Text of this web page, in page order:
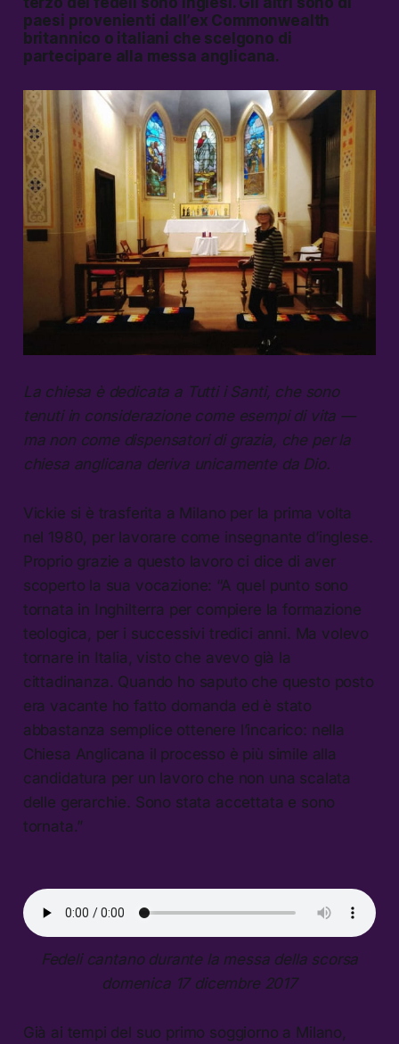
paesi provenienti dall’ex Commonwealth
britannico o italiani che scelgono di
partecipare alla messa anglicana.
La chiesa è dedicata a Tutti i Santi, che sono
tenuti in considerazione come esempi di vita —
ma non come dispensatori di grazia, che per la
chiesa anglicana deriva unicamente da Dio.
Vickie si è trasferita a Milano per la prima volta
nel 1980, per lavorare come insegnante d’inglese.
Proprio grazie a questo lavoro ci dice di aver
scoperto la sua vocazione: “A quel punto sono
tornata in Inghilterra per compiere la formazione
teologica, per i successivi tredici anni. Ma volevo
tornare in Italia, visto che avevo già la
cittadinanza. Quando ho saputo che questo posto
era vacante ho fatto domanda ed è stato
abbastanza semplice ottenere l’incarico: nella
Chiesa Anglicana il processo è più simile alla
candidatura per un lavoro che non una scalata
delle gerarchie. Sono stata accettata e sono
tornata.”
Fedeli cantano durante la messa della scorsa
domenica 17 dicembre 2017
Già ai tempi del suo primo soggiorno a Milano,